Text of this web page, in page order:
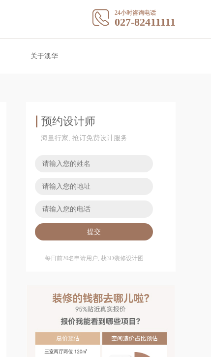
24小时咨询电话
027-82411111
关于澳华
预约设计师
海量行家, 抢订免费设计服务
每日前20名申请用户, 获3D装修设计图